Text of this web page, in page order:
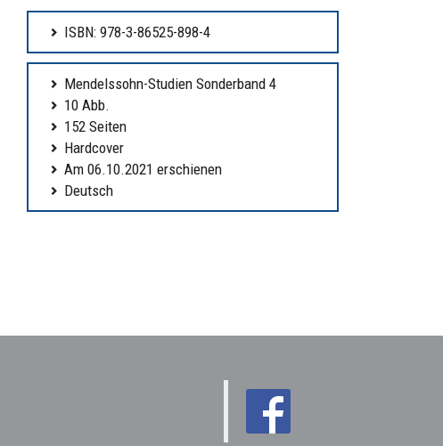
ISBN: 978-3-86525-898-4
Mendelssohn-Studien Sonderband 4
10 Abb.
152 Seiten
Hardcover
Am 06.10.2021 erschienen
Deutsch